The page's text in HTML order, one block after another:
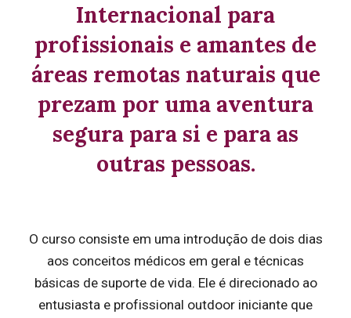
Internacional para
profissionais e amantes de
áreas remotas naturais que
prezam por uma aventura
segura para si e para as
outras pessoas.
O curso consiste em uma introdução de dois dias
aos conceitos médicos em geral e técnicas
básicas de suporte de vida. Ele é direcionado ao
entusiasta e profissional outdoor iniciante que